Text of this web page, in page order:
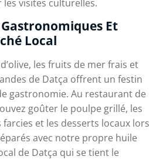
visites culturelles.
Et
Local
les fruits de mer frais et
de Datça offrent un festin
gastronomie. Au restaurant de
goûter le poulpe grillé, les
et les desserts locaux lors
avec notre propre huile
de Datça qui se tient le